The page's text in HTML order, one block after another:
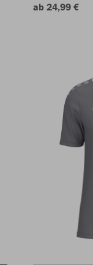
ab 24,99 €